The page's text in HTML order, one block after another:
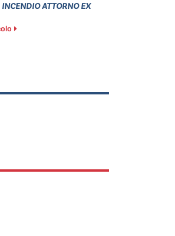
ATTORNO EX